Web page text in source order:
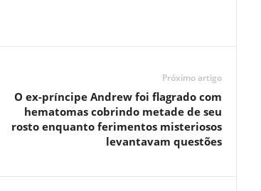
Próximo artigo
O ex-príncipe Andrew foi flagrado com
hematomas cobrindo metade de seu
rosto enquanto ferimentos misteriosos
levantavam questões